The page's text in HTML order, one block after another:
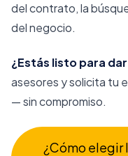
del contrato, la
del negocio.
¿Estás listo para
asesores y solicita tu
— sin compromiso.
¿Cómo